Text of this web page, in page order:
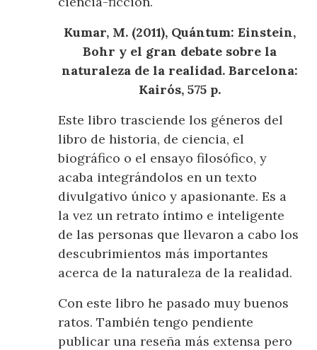
Kumar, M. (2011), Quántum: Einstein,
Bohr y el gran debate sobre la
naturaleza de la realidad. Barcelona:
Kairós, 575 p.
Este libro trasciende los géneros del
libro de historia, de ciencia, el
biográfico o el ensayo filosófico, y
acaba integrándolos en un texto
divulgativo único y apasionante. Es a
la vez un retrato íntimo e inteligente
de las personas que llevaron a cabo los
descubrimientos más importantes
acerca de la naturaleza de la realidad.
Con este libro he pasado muy buenos
ratos. También tengo pendiente
publicar una reseña más extensa pero